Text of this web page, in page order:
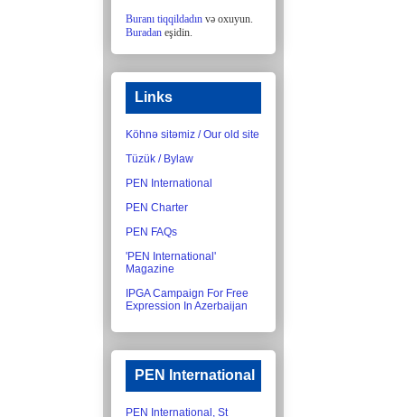
Buranı tiqqildadın və oxuyun.
Buradan eşidin.
Links
Köhnə sitəmiz / Our old site
Tüzük / Bylaw
PEN International
PEN Charter
PEN FAQs
'PEN International'
Magazine
IPGA Campaign For Free
Expression In Azerbaijan
PEN International
PEN International, St